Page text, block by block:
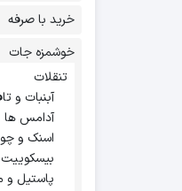
خرید با صرفه
خوشمزه جات
تنقلات
آبنبات و
آدامس ها
اسنک و
پاستیل و